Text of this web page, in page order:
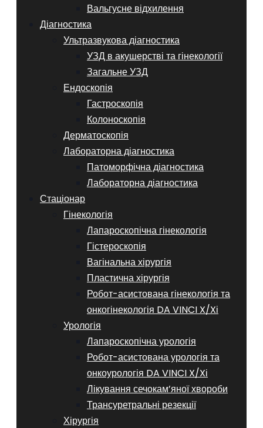
Вальгусне відхилення
Діагностика
Ультразвукова діагностика
УЗД в акушерстві та гінекології
Загальне УЗД
Ендоскопія
Гастроскопія
Колоноскопія
Дерматоскопія
Лабораторна діагностика
Патоморфічна діагностика
Лабораторна діагностика
Стаціонар
Гінекологія
Лапароскопічна гінекологія
Гістероскопія
Вагінальна хірургія
Пластична хірургія
Робот-асистована гінекологія та
онкогінекологія DA VINCI X/Xі
Урологія
Лапароскопічна урологія
Робот-асистована урологія та
онкоурологія DA VINCI X/Xі
Лікування сечокам’яної хвороби
Трансуретральні резекції
Хірургія